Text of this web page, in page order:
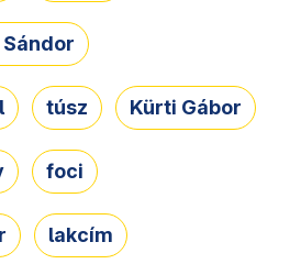
túsz Kürti Gábor
foci
lakcím